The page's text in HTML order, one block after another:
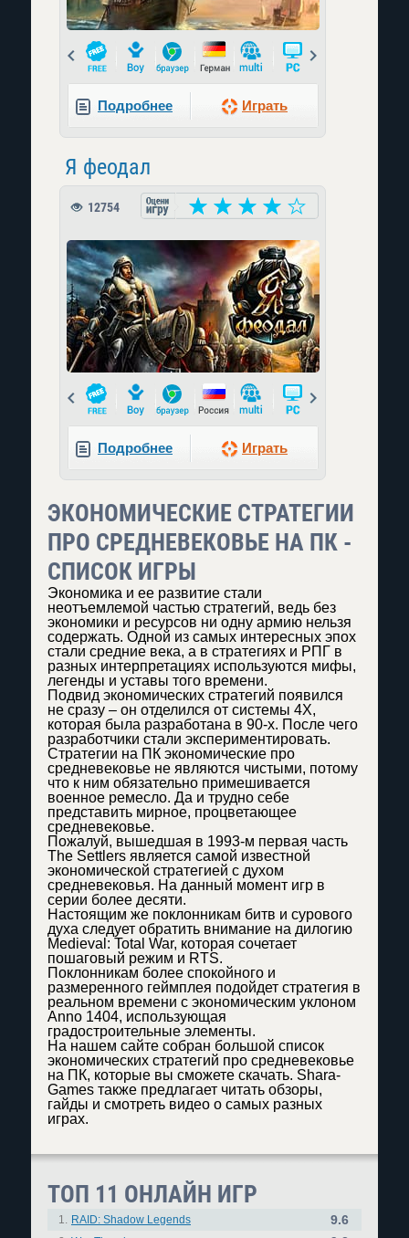
Prev
Подробнее Играть
Я феодал
12754
Prev
Подробнее Играть
ЭКОНОМИЧЕСКИЕ СТРАТЕГИИ
ПРО СРЕДНЕВЕКОВЬЕ НА ПК -
СПИСОК ИГРЫ
Экономика и ее развитие стали
неотъемлемой частью стратегий, ведь без
экономики и ресурсов ни одну армию нельзя
содержать. Одной из самых интересных эпох
стали средние века, а в стратегиях и РПГ в
разных интерпретациях используются мифы,
легенды и уставы того времени.
Подвид экономических стратегий появился
не сразу – он отделился от системы 4X,
которая была разработана в 90-х. После чего
разработчики стали экспериментировать.
Стратегии на ПК экономические про
средневековье не являются чистыми, потому
что к ним обязательно примешивается
военное ремесло. Да и трудно себе
представить мирное, процветающее
средневековье.
Пожалуй, вышедшая в 1993-м первая часть
The Settlers является самой известной
экономической стратегией с духом
средневековья. На данный момент игр в
серии более десяти.
Настоящим же поклонникам битв и сурового
духа следует обратить внимание на дилогию
Medieval: Total War, которая сочетает
пошаговый режим и RTS.
Поклонникам более спокойного и
размеренного геймплея подойдет стратегия в
реальном времени с экономическим уклоном
Anno 1404, использующая
градостроительные элементы.
На нашем сайте собран большой список
экономических стратегий про средневековье
на ПК, которые вы сможете скачать. Shara-
Games также предлагает читать обзоры,
гайды и смотреть видео о самых разных
играх.
ТОП 11 ОНЛАЙН ИГР
1. RAID: Shadow Legends 9.6